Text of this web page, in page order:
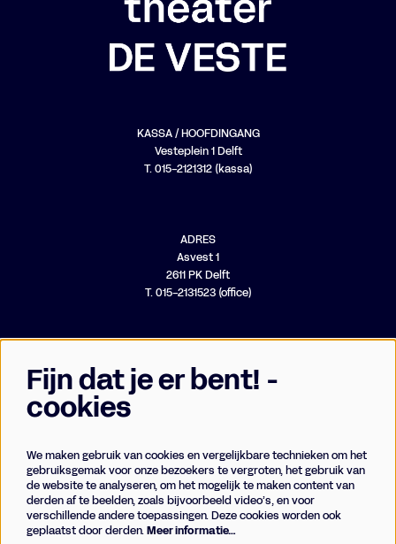
KASSA / HOOFDINGANG
Vesteplein 1 Delft
T. 015-2121312 (kassa)
ADRES
Asvest 1
2611 PK Delft
T. 015-2131523 (office)
Businessclub
Vrienden
Techniek
Fijn dat je er bent! -
cookies
We maken gebruik van cookies en vergelijkbare technieken om het
gebruiksgemak voor onze bezoekers te vergroten, het gebruik van
de website te analyseren, om het mogelijk te maken content van
derden af te beelden, zoals bijvoorbeeld video’s, en voor
verschillende andere toepassingen. Deze cookies worden ook
geplaatst door derden.Meer informatie…